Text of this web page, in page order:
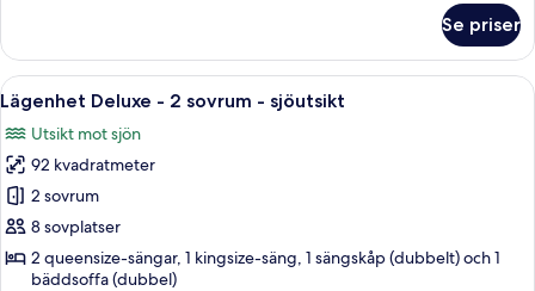
1106
BD
Condo
-
Walk-
In
Level
1106
Se priser
Öppna
alla
foton
för
Lägenhet
Deluxe
-
Ett modernt vardagsrum med en
24
Lägenhet Deluxe - 2 sovrum - sjöutsikt
Utsikt mot sjön
92 kvadratmeter
2 sovrum
8 sovplatser
2 queensize-sängar, 1 kingsize-säng, 1 sängskåp (dubbelt) och 1
bäddsoffa (dubbel)